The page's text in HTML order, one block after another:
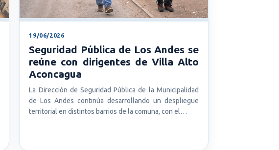
19/06/2026
Seguridad Pública de Los Andes se
reúne con dirigentes de Villa Alto
Aconcagua
La Dirección de Seguridad Pública de la Municipalidad
de Los Andes continúa desarrollando un despliegue
territorial en distintos barrios de la comuna, con el…